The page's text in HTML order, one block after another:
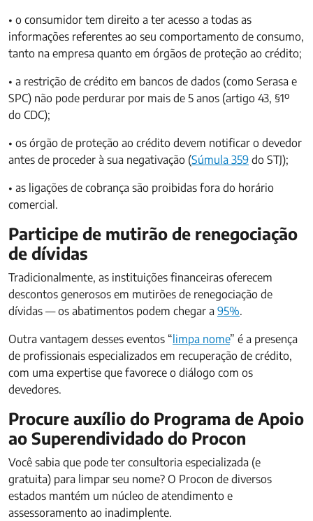
• o consumidor tem direito a ter acesso a todas as
informações referentes ao seu comportamento de consumo,
tanto na empresa quanto em órgãos de proteção ao crédito;
• a restrição de crédito em bancos de dados (como Serasa e
SPC) não pode perdurar por mais de 5 anos (artigo 43, §1º
do CDC);
• os órgão de proteção ao crédito devem notificar o devedor
antes de proceder à sua negativação (Súmula 359 do STJ);
• as ligações de cobrança são proibidas fora do horário
comercial.
Participe de mutirão de renegociação
de dívidas
Tradicionalmente, as instituições financeiras oferecem
descontos generosos em mutirões de renegociação de
dívidas — os abatimentos podem chegar a 95%.
Outra vantagem desses eventos “ limpa nome” é a presença
de profissionais especializados em recuperação de crédito,
com uma expertise que favorece o diálogo com os
devedores.
Procure auxílio do Programa de Apoio
ao Superendividado do Procon
Você sabia que pode ter consultoria especializada (e
gratuita) para limpar seu nome? O Procon de diversos
estados mantém um núcleo de atendimento e
assessoramento ao inadimplente.